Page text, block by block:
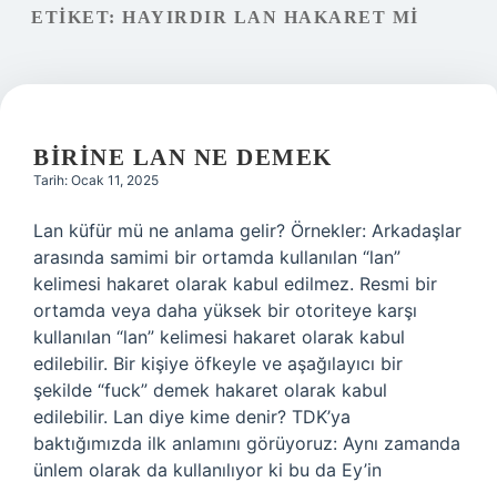
Yasal Uyarı
Hakkımızda
ETIKET: HAYIRDIR LAN HAKARET MI
BIRINE LAN NE DEMEK
Tarih: Ocak 11, 2025
Lan küfür mü ne anlama gelir? Örnekler: Arkadaşlar
arasında samimi bir ortamda kullanılan “lan”
kelimesi hakaret olarak kabul edilmez. Resmi bir
ortamda veya daha yüksek bir otoriteye karşı
kullanılan “lan” kelimesi hakaret olarak kabul
edilebilir. Bir kişiye öfkeyle ve aşağılayıcı bir
şekilde “fuck” demek hakaret olarak kabul
edilebilir. Lan diye kime denir? TDK’ya
baktığımızda ilk anlamını görüyoruz: Aynı zamanda
ünlem olarak da kullanılıyor ki bu da Ey’in